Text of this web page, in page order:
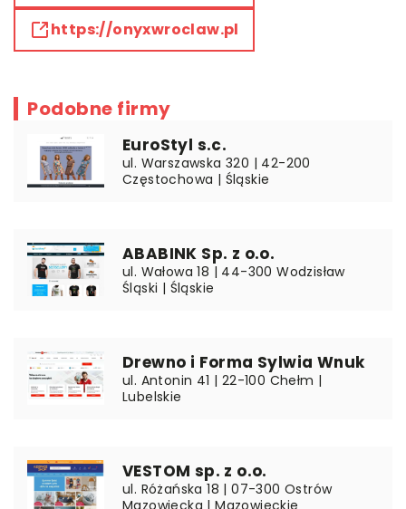
https://onyxwroclaw.pl
Podobne firmy
EuroStyl s.c.
ul. Warszawska 320 | 42-200
Częstochowa | Śląskie
ABABINK Sp. z o.o.
ul. Wałowa 18 | 44-300 Wodzisław
Śląski | Śląskie
Drewno i Forma Sylwia Wnuk
ul. Antonin 41 | 22-100 Chełm |
Lubelskie
VESTOM sp. z o.o.
ul. Różańska 18 | 07-300 Ostrów
Mazowiecka | Mazowieckie